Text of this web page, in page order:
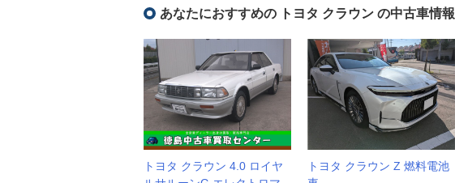
あなたにおすすめの トヨタ クラウン の中古車情報
トヨタ クラウン 4.0 ロイヤ
トヨタ クラウン Z 燃料電池